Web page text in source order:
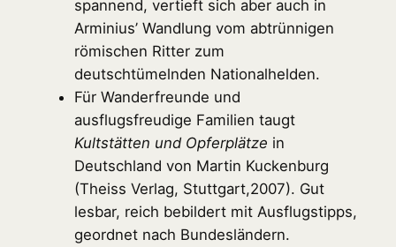
spannend, vertieft sich aber auch in
Arminius’ Wandlung vom abtrünnigen
römischen Ritter zum
deutschtümelnden Nationalhelden.
Für Wanderfreunde und
ausflugsfreudige Familien taugt
Kultstätten und Opferplätze in
Deutschland von Martin Kuckenburg
(Theiss Verlag, Stuttgart,2007). Gut
lesbar, reich bebildert mit Ausflugstipps,
geordnet nach Bundesländern.